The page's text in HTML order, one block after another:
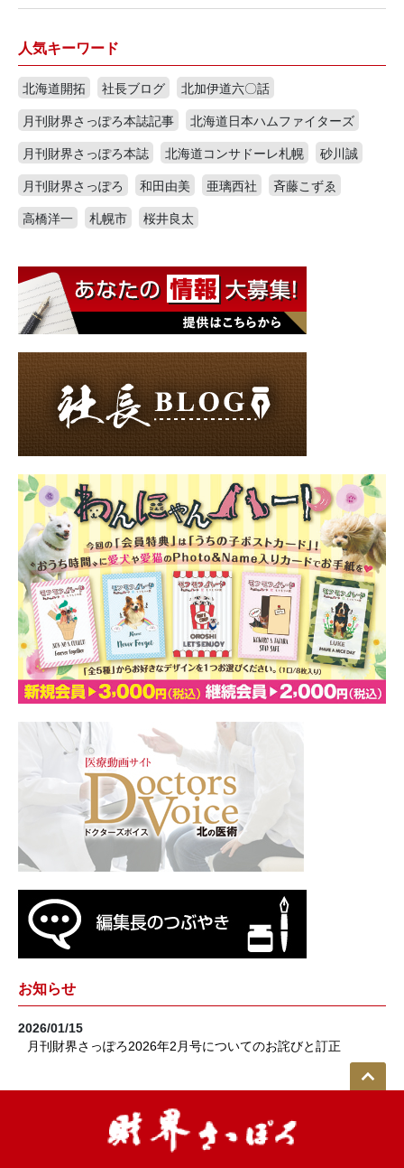
人気キーワード
北海道開拓 社長ブログ
北加伊道六〇話
月刊財界さっぽろ本誌記事
北海道日本ハムファイターズ
月刊財界さっぽろ本誌
北海道コンサドーレ札幌
砂川誠
月刊財界さっぽろ
和田由美 亜璃西社
斉藤こずゑ
高橋洋一
札幌市 桜井良太
お知らせ
2026/01/15
月刊財界さっぽろ2026年2月号についてのお詫びと訂正